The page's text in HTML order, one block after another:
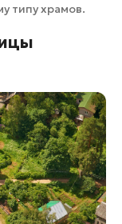
типу храмов.